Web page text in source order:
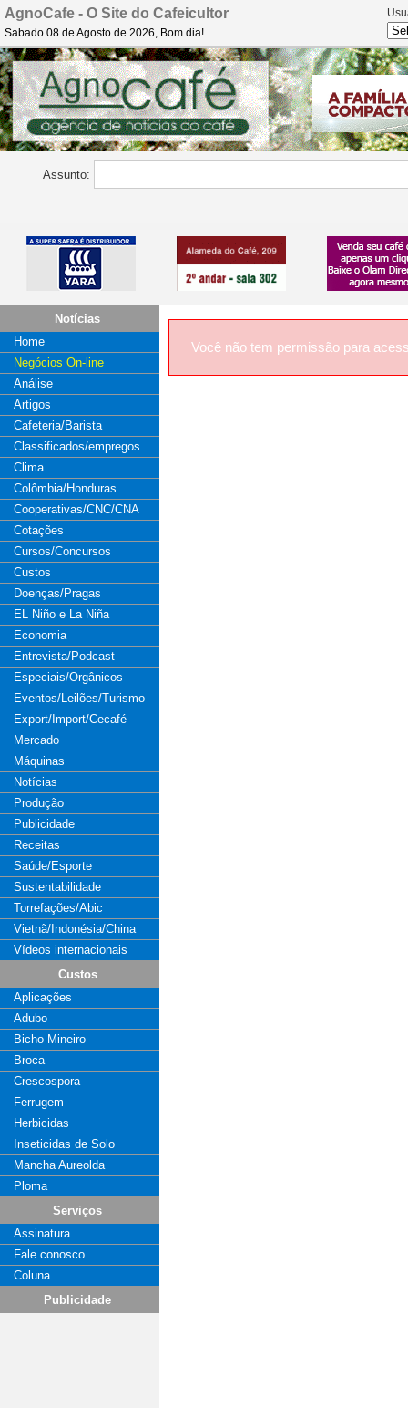
AgnoCafe - O Site do Cafeicultor
Sabado 08 de Agosto de 2026, Bom dia!
Assunto:
Notícias
Home
Negócios On-line
Análise
Artigos
Cafeteria/Barista
Classificados/empregos
Clima
Colômbia/Honduras
Cooperativas/CNC/CNA
Cotações
Cursos/Concursos
Custos
Doenças/Pragas
EL Niño e La Niña
Economia
Entrevista/Podcast
Especiais/Orgânicos
Eventos/Leilões/Turismo
Export/Import/Cecafé
Mercado
Máquinas
Notícias
Produção
Publicidade
Receitas
Saúde/Esporte
Sustentabilidade
Torrefações/Abic
Vietnã/Indonésia/China
Vídeos internacionais
Custos
Aplicações
Adubo
Bicho Mineiro
Broca
Crescospora
Ferrugem
Herbicidas
Inseticidas de Solo
Mancha Aureolda
Ploma
Serviços
Assinatura
Fale conosco
Coluna
Publicidade
Você não tem permissão para